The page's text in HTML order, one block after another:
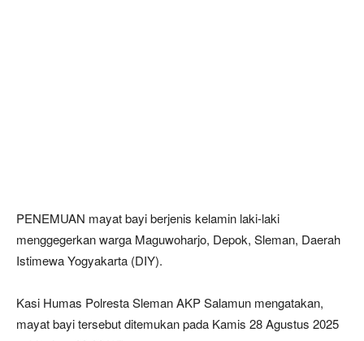
PENEMUAN mayat bayi berjenis kelamin laki-laki
menggegerkan warga Maguwoharjo, Depok, Sleman, Daerah
Istimewa Yogyakarta (DIY).
Kasi Humas Polresta Sleman AKP Salamun mengatakan,
mayat bayi tersebut ditemukan pada Kamis 28 Agustus 2025